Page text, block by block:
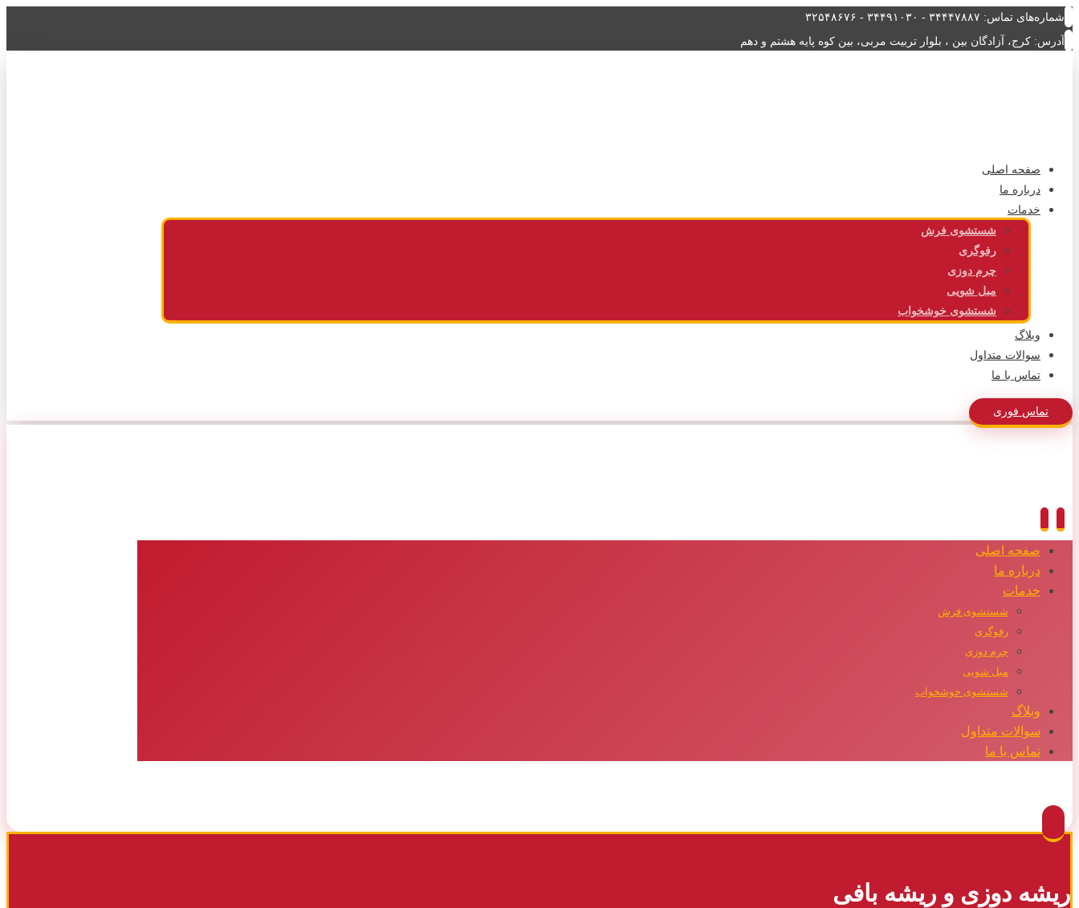
شماره‌های تماس: ۳۴۴۴۷۸۸۷ - ۳۴۴۹۱۰۳۰ - ۳۲۵۴۸۶۷۶
آدرس: کرج، آزادگان بین ، بلوار تربیت مربی، بین کوه پایه هشتم و دهم
صفحه اصلی
درباره ما
خدمات
شستشوی فرش
رفوگری
چرم دوزی
مبل شویی
شستشوی خوشخواب
وبلاگ
سوالات متداول
تماس با ما
تماس فوری
صفحه اصلی
درباره ما
خدمات
شستشوی فرش
رفوگری
چرم دوزی
مبل شویی
شستشوی خوشخواب
وبلاگ
سوالات متداول
تماس با ما
ریشه دوزی و ریشه بافی